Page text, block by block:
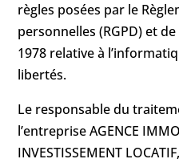
règles posées par le
personnelles (RGPD) et
1978 relative à
libertés.
Le responsable du
l’entreprise AGENCE
INVESTISSEMENT